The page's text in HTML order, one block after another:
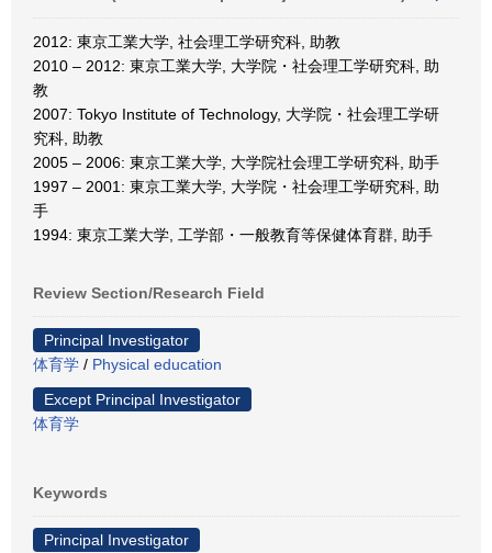
2012: 東京工業大学, 社会理工学研究科, 助教
2010 – 2012: 東京工業大学, 大学院・社会理工学研究科, 助
教
2007: Tokyo Institute of Technology, 大学院・社会理工学研
究科, 助教
2005 – 2006: 東京工業大学, 大学院社会理工学研究科, 助手
1997 – 2001: 東京工業大学, 大学院・社会理工学研究科, 助
手
1994: 東京工業大学, 工学部・一般教育等保健体育群, 助手
Review Section/Research Field
Principal Investigator
体育学 / Physical education
Except Principal Investigator
体育学
Keywords
Principal Investigator